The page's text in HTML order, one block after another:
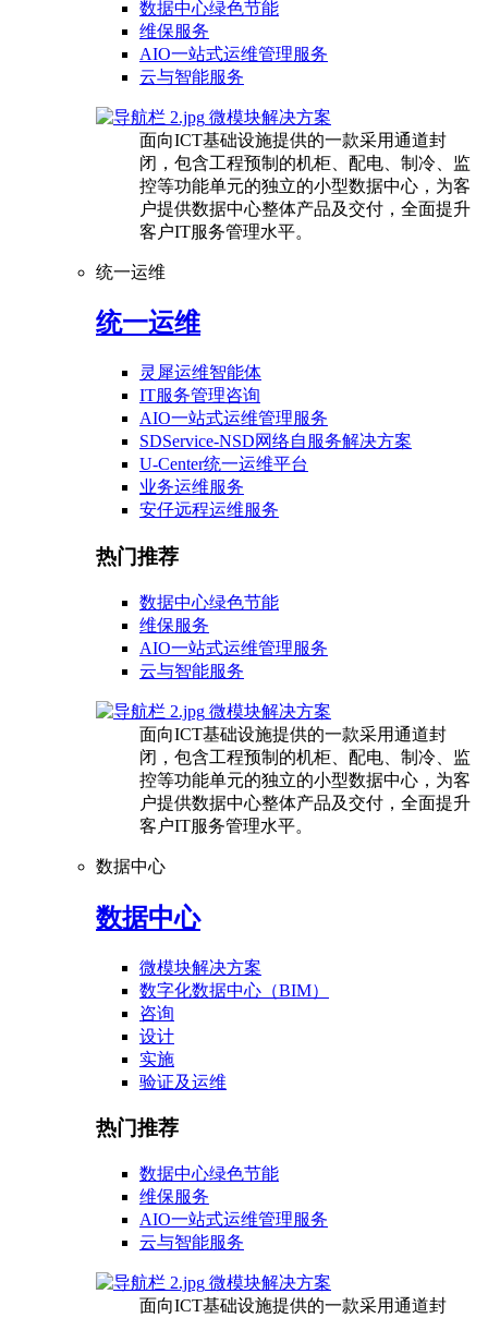
数据中心绿色节能
维保服务
AIO一站式运维管理服务
云与智能服务
微模块解决方案
面向ICT基础设施提供的一款采用通道封
闭，包含工程预制的机柜、配电、制冷、监
控等功能单元的独立的小型数据中心，为客
户提供数据中心整体产品及交付，全面提升
客户IT服务管理水平。
统一运维
统一运维
灵犀运维智能体
IT服务管理咨询
AIO一站式运维管理服务
SDService-NSD网络自服务解决方案
U-Center统一运维平台
业务运维服务
安仔远程运维服务
热门推荐
数据中心绿色节能
维保服务
AIO一站式运维管理服务
云与智能服务
微模块解决方案
面向ICT基础设施提供的一款采用通道封
闭，包含工程预制的机柜、配电、制冷、监
控等功能单元的独立的小型数据中心，为客
户提供数据中心整体产品及交付，全面提升
客户IT服务管理水平。
数据中心
数据中心
微模块解决方案
数字化数据中心（BIM）
咨询
设计
实施
验证及运维
热门推荐
数据中心绿色节能
维保服务
AIO一站式运维管理服务
云与智能服务
微模块解决方案
面向ICT基础设施提供的一款采用通道封